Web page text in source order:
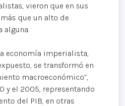
vieron que en sus
que un alto de
alguna.
economía imperialista,
se transformó en
macroeconómico”,
y el 2005, representando
del PIB, en otras